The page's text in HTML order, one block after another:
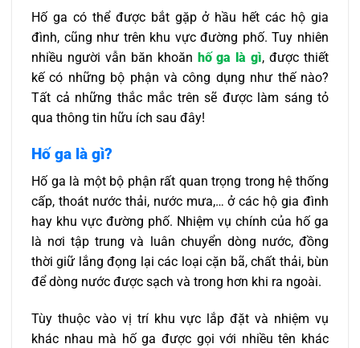
Cấu tạo hố ga thoát nước gồm những bộ phận nào?
Những lưu ý khi xây dựng và sử dụng hố ga
Lời kết
Hố ga có thể được bắt gặp ở hầu hết các hộ gia
đình, cũng như trên khu vực đường phố. Tuy nhiên
nhiều người vẫn băn khoăn hố ga là gì, được thiết
kế có những bộ phận và công dụng như thế nào?
Tất cả những thắc mắc trên sẽ được làm sáng tỏ
qua thông tin hữu ích sau đây!
Hố ga là gì?
Hố ga là một bộ phận rất quan trọng trong hệ thống
cấp, thoát nước thải, nước mưa,… ở các hộ gia đình
hay khu vực đường phố. Nhiệm vụ chính của hố ga
là nơi tập trung và luân chuyển dòng nước, đồng
thời giữ lắng đọng lại các loại cặn bã, chất thải, bùn
để dòng nước được sạch và trong hơn khi ra ngoài.
Tùy thuộc vào vị trí khu vực lắp đặt và nhiệm vụ
khác nhau mà hố ga được gọi với nhiều tên khác